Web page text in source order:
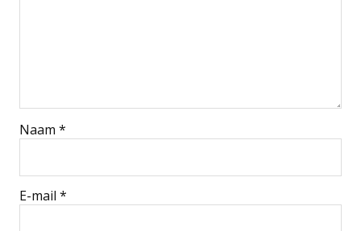
Naam *
E-mail *